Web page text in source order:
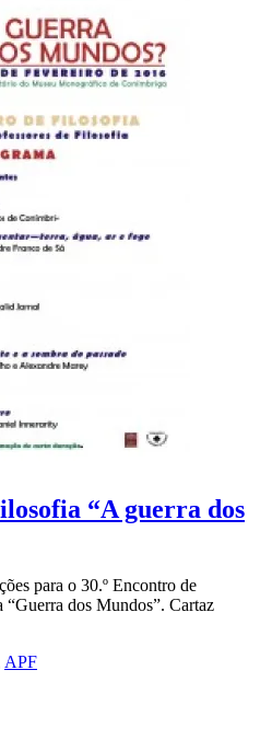
“A guerra dos
para o 30.º Encontro de
dos Mundos”. Cartaz
APF